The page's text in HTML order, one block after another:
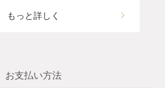
もっと詳しく
お支払い方法